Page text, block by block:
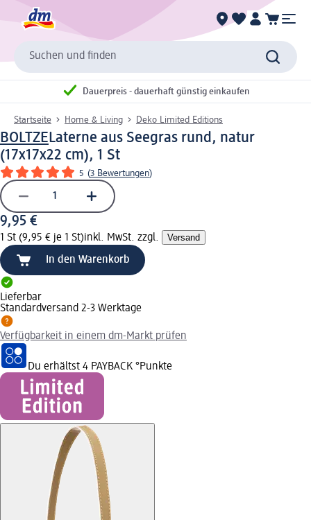
Suchen und finden
Dauerpreis - dauerhaft günstig einkaufen
Startseite Home & Living Deko Limited Editions
BOLTZELaterne aus Seegras rund, natur
(17x17x22 cm), 1 St
5 (3 Bewertungen)
9,95 €
1 St (9,95 € je 1 St)inkl. MwSt. zzgl. Versand
In den Warenkorb
Lieferbar
Standardversand 2-3 Werktage
Verfügbarkeit in einem dm-Markt prüfen
Du erhältst 4 PAYBACK °Punkte